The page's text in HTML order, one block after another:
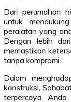
Dari perumahan
untuk
peralatan yang
Dengan lebih
memastikan
tanpa kompromi.
Dalam
konstruksi,
terpercaya Anda